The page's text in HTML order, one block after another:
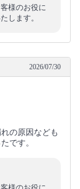
様のお役に
します。
2026/07/30
の原因なども
です。